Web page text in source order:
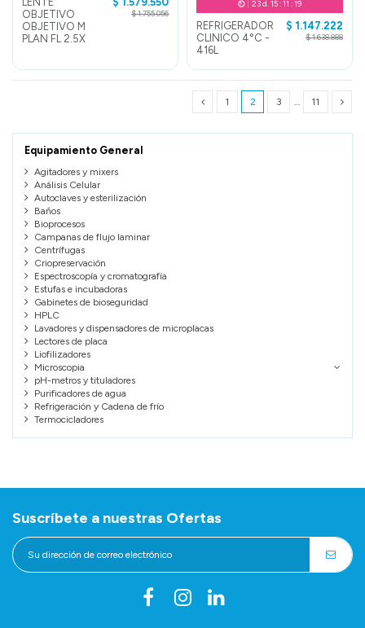
OBJETIVO
OBJETIVO M
PLAN FL 2.5X
$ 1.755.056
23d. 15:11 :19
REFRIGERADOR
CLINICO 4°C -
416L
$ 1.147.222
$ 1.638.888
1 2 3 11
Equipamiento General
Agitadores y mixers
Análisis Celular
Autoclaves y esterilización
Baños
Bioprocesos
Campanas de flujo laminar
Centrífugas
Criopreservación
Espectroscopía y cromatografía
Estufas e incubadoras
Gabinetes de bioseguridad
HPLC
Lavadores y dispensadores de microplacas
Lectores de placa
Liofilizadores
Microscopia
pH-metros y tituladores
Purificadores de agua
Refrigeración y Cadena de frío
Termocicladores
Suscríbete a nuestras Ofertas